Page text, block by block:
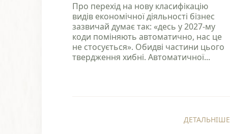
Про перехід на нову класифікацію
видів економічної діяльності бізнес
зазвичай думає так: «десь у 2027-му
коди поміняють автоматично, нас це
не стосується». Обидві частини цього
твердження хибні. Автоматичної...
ДЕТАЛЬНІШЕ